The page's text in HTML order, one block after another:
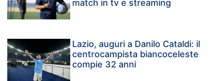
match in tv e streaming
Lazio, auguri a Danilo Cataldi: il
centrocampista biancoceleste
compie 32 anni